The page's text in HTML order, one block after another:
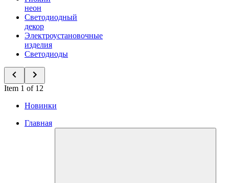
неон
Светодиодный
декор
Электроустановочные
изделия
Светодиоды
Item 1 of 12
Новинки
Главная